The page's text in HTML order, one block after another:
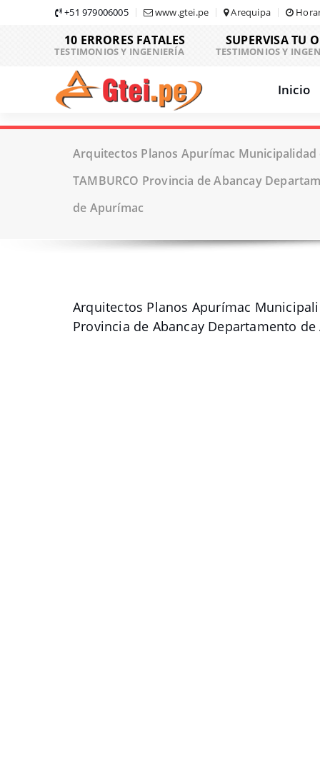
+51 979006005 www.gtei.pe Arequipa
10 ERRORES FATALES
TESTIMONIOS Y INGENIERÍA
SUPERVISA TU
TESTIMONIOS Y
Inicio
Arquitectos Planos Apurímac
TAMBURCO Provincia de Abancay
de Apurímac
Arquitectos Planos Apurímac
Provincia de Abancay Departamento